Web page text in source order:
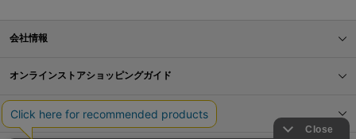
会社情報
オンラインストアショッピングガイド
店舗情報